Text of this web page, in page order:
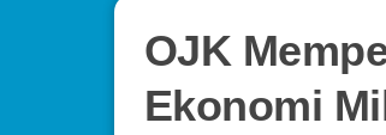
OJK
Ekonomi